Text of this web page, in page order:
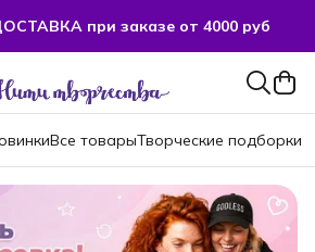
при заказе от 4000 руб
при заказе от 4000 руб
Все товарыТворческие подборки